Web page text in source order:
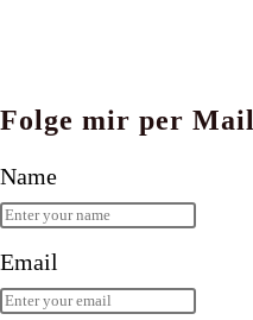
Folge mir per Mail
Name
Email